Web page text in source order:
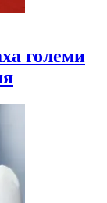
големи